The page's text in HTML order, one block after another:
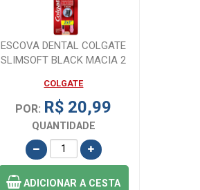
ESCOVA DENTAL COLGATE
SLIMSOFT BLACK MACIA 2
COLGATE
POR: R$ 20,99
QUANTIDADE
ADICIONARA CESTA